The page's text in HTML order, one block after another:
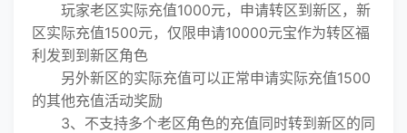
玩家老区实际充值1000元，申请转区到新区，新
区实际充值1500元，仅限申请10000元宝作为转区福
利发到到新区角色
另外新区的实际充值可以正常申请实际充值1500
的其他充值活动奖励
3、不支持多个老区角色的充值同时转到新区的同